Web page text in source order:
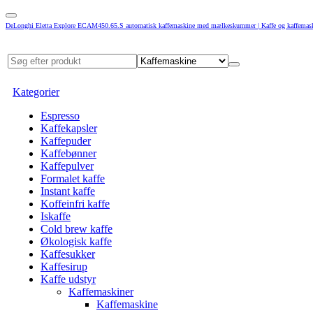
DeLonghi Eletta Explore ECAM450.65.S automatisk kaffemaskine med mælkeskummer | Kaffe og
Kategorier
Espresso
Kaffekapsler
Kaffepuder
Kaffebønner
Kaffepulver
Formalet kaffe
Instant kaffe
Koffeinfri kaffe
Iskaffe
Cold brew kaffe
Økologisk kaffe
Kaffesukker
Kaffesirup
Kaffe udstyr
Kaffemaskiner
Kaffemaskine